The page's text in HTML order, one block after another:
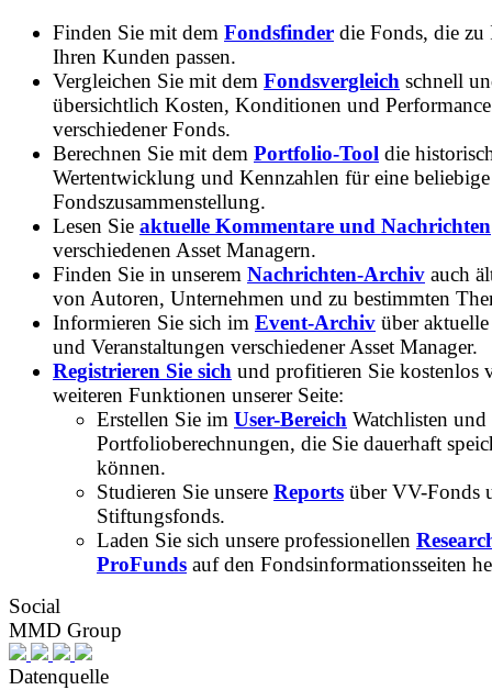
Finden Sie mit dem Fondsfinder die Fonds, die zu
Ihren Kunden passen.
Vergleichen Sie mit dem Fondsvergleich schnell
übersichtlich Kosten, Konditionen und Performance
verschiedener Fonds.
Berechnen Sie mit dem Portfolio-Tool die
Wertentwicklung und Kennzahlen für eine beliebige
Fondszusammenstellung.
Lesen Sie aktuelle Kommentare und Nachrichten
verschiedenen Asset Managern.
Finden Sie in unserem Nachrichten-Archiv auch
von Autoren, Unternehmen und zu bestimmten
Informieren Sie sich im Event-Archiv über
und Veranstaltungen verschiedener Asset Manager.
Registrieren Sie sich und profitieren Sie kostenlos
weiteren Funktionen unserer Seite:
Erstellen Sie im User-Bereich Watchlisten und
Portfolioberechnungen, die Sie dauerhaft
können.
Studieren Sie unsere Reports über VV-Fonds
Stiftungsfonds.
Laden Sie sich unsere professionellen
ProFunds auf den Fondsinformationsseiten
Social
MMD Group
Datenquelle